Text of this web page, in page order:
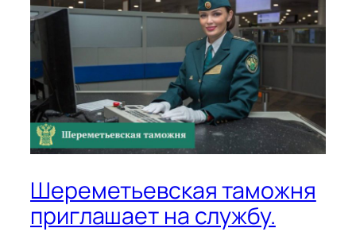
Шереметьевская таможня
приглашает на службу.